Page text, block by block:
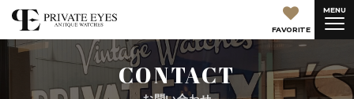
FAVORITE
MENU
CONTACT